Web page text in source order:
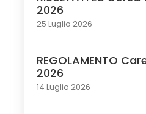
2026
25 Luglio 2026
REGOLAMENTO
2026
14 Luglio 2026